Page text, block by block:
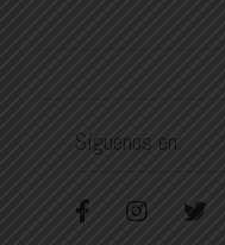
Síguenos en: